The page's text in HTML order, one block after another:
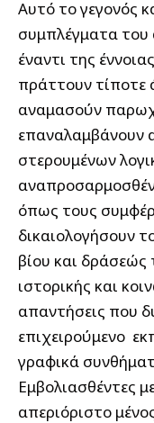
Αυτό το γεγονός
συμπλέγματα του
έναντι της
πράττουν τίποτε
αναμασούν
επαναλαμβάνουν
στερουμένων
όπως τους
δικαιολογήσουν
βίου και
ιστορικής και
απαντήσεις που
επιχειρούμενο
γραφικά
Εμβολιασθέντες
απεριόριστο